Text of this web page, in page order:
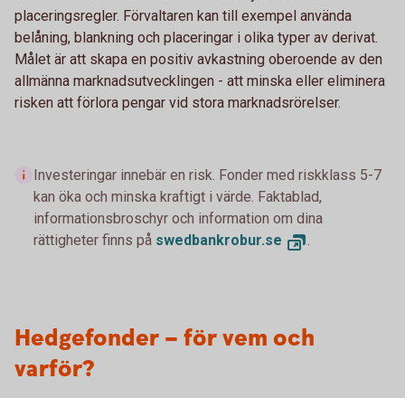
placeringsregler. Förvaltaren kan till exempel använda
belåning, blankning och placeringar i olika typer av derivat.
Målet är att skapa en positiv avkastning oberoende av den
allmänna marknadsutvecklingen - att minska eller eliminera
risken att förlora pengar vid stora marknadsrörelser.
Investeringar innebär en risk. Fonder med riskklass 5-7
kan öka och minska kraftigt i värde. Faktablad,
informationsbroschyr och information om dina
rättigheter finns på swedbankrobur.se .
Hedgefonder – för vem och
varför?